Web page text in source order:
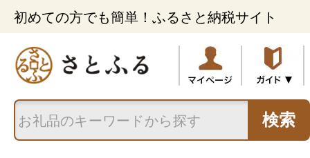
初めての方でも簡単！ふるさと納税サイト
検索